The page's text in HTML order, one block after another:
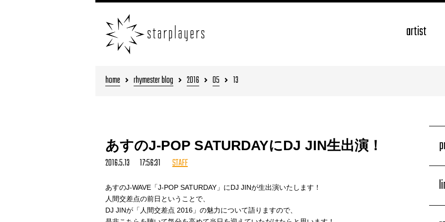
artist
home rhymester blog 2016 05 13
あすのJ-POP SATURDAYにDJ JIN生出演！
2016.5.13 17:56:31 STAFF
あすのJ-WAVE「J-POP SATURDAY」にDJ JINが生出演いたします！
人間交差点の前日ということで、
DJ JINが「人間交差点 2016」の魅力について語りますので、